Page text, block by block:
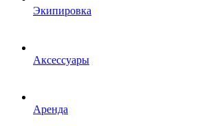
Экипировка
Аксессуары
Аренда